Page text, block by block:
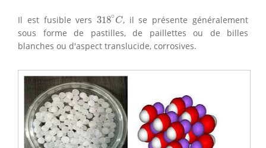
Il est fusible vers318∘C
318∘C, il se présente généralement
sous forme de pastilles, de paillettes ou de billes
blanches ou d'aspect translucide, corrosives.